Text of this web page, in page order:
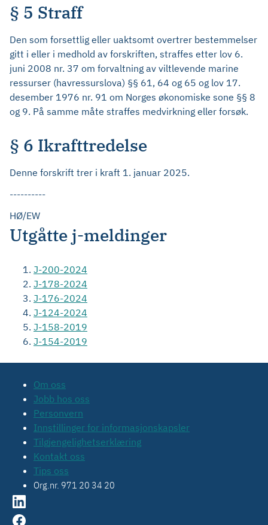
§ 5 Straff
Den som forsettlig eller uaktsomt overtrer bestemmelser
gitt i eller i medhold av forskriften, straffes etter lov 6.
juni 2008 nr. 37 om forvaltning av viltlevende marine
ressurser (havressurslova) §§ 61, 64 og 65 og lov 17.
desember 1976 nr. 91 om Norges økonomiske sone §§ 8
og 9. På samme måte straffes medvirkning eller forsøk.
§ 6 Ikrafttredelse
Denne forskrift trer i kraft 1. januar 2025.
----------
HØ/EW
Utgåtte j-meldinger
J-200-2024
J-178-2024
J-176-2024
J-124-2024
J-158-2019
J-154-2019
Om oss
Jobb hos oss
Personvern
Innstillinger for informasjonskapsler
Tilgjengelighetserklæring
Kontakt oss
Tips oss
Org.nr. 971 20 34 20